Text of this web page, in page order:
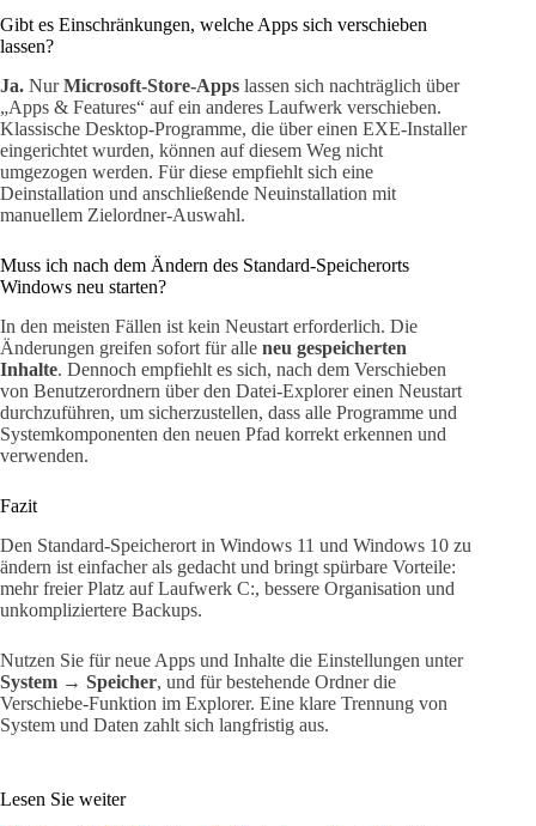
Gibt es Einschränkungen, welche Apps sich verschieben
lassen?
Ja. NurMicrosoft-Store-Apps lassen sich nachträglich über
„Apps & Features“ auf ein anderes Laufwerk verschieben.
Klassische Desktop-Programme, die über einen EXE-Installer
eingerichtet wurden, können auf diesem Weg nicht
umgezogen werden. Für diese empfiehlt sich eine
Deinstallation und anschließende Neuinstallation mit
manuellem Zielordner-Auswahl.
Muss ich nach dem Ändern des Standard-Speicherorts
Windows neu starten?
In den meisten Fällen ist kein Neustart erforderlich. Die
Änderungen greifen sofort für alle neu gespeicherten
Inhalte. Dennoch empfiehlt es sich, nach dem Verschieben
von Benutzerordnern über den Datei-Explorer einen Neustart
durchzuführen, um sicherzustellen, dass alle Programme und
Systemkomponenten den neuen Pfad korrekt erkennen und
verwenden.
Fazit
Den Standard-Speicherort in Windows 11 und Windows 10 zu
ändern ist einfacher als gedacht und bringt spürbare Vorteile:
mehr freier Platz auf Laufwerk C:, bessere Organisation und
unkompliziertere Backups.
Nutzen Sie für neue Apps und Inhalte die Einstellungen unter
System → Speicher, und für bestehende Ordner die
Verschiebe-Funktion im Explorer. Eine klare Trennung von
System und Daten zahlt sich langfristig aus.
Lesen Sie weiter